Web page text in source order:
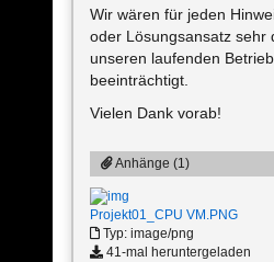
Wir wären für jeden
oder Lösungsansatz sehr
unseren laufenden
beeinträchtigt.
Vielen Dank vorab!
Anhänge (1)
Projekt01_CPU VM.PNG
Typ: image/png
41-mal heruntergeladen